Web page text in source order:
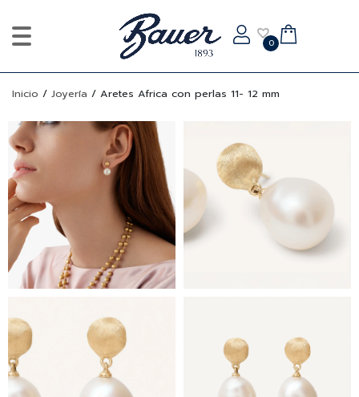
0
Inicio / Joyería / Aretes Africa con perlas 11- 12 mm